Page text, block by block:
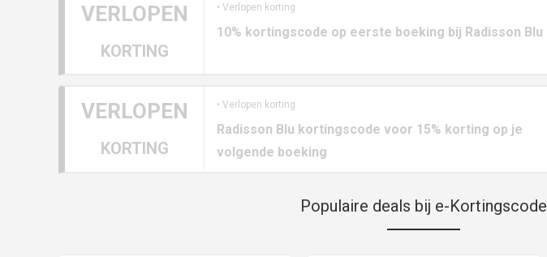
VERLOPEN
KORTING
• Verlopen korting
10% kortingscode op eerste boeking bij Radisson Blu
VERLOPEN
KORTING
• Verlopen korting
Radisson Blu kortingscode voor 15% korting op je
volgende boeking
Populaire deals bij e-Kortingscode